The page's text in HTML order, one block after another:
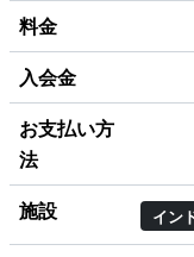
料金
入会金
お支払い方
法
施設 イン